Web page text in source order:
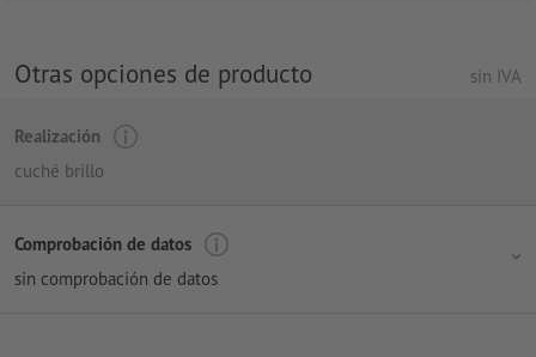
Otras opciones de producto sin IVA
Realización
cuché brillo
Comprobación de datos
sin comprobación de datos